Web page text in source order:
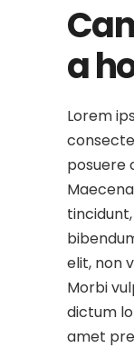
a
Lorem
posuere
elit, non
Morbi
dictum
amet